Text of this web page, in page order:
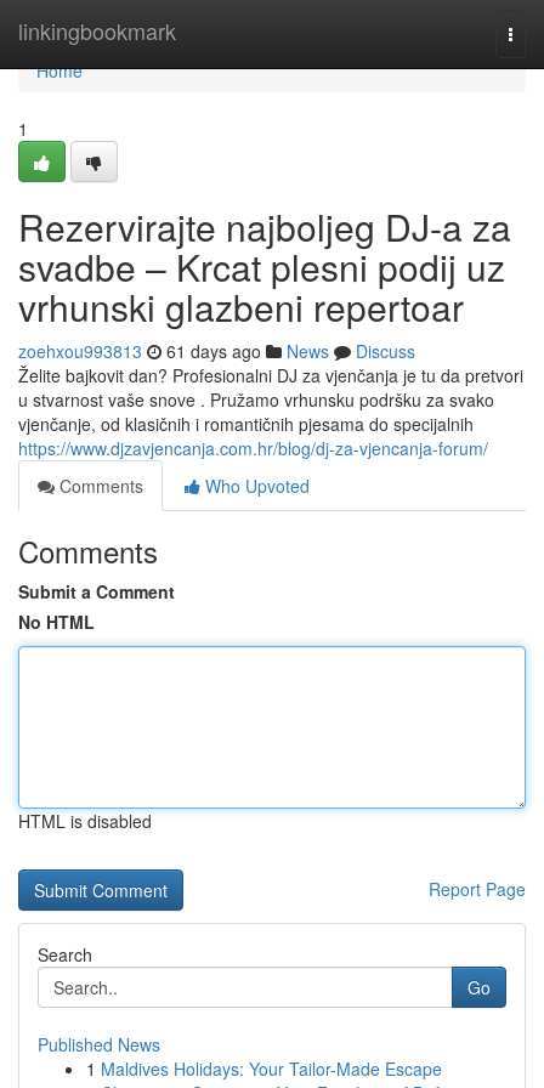
linkingbookmark
Home
Home
1
Rezervirajte najboljeg DJ-a za
svadbe – Krcat plesni podij uz
vrhunski glazbeni repertoar
zoehxou993813 61 days ago News
Discuss
Želite bajkovit dan? Profesionalni DJ za vjenčanja je tu da pretvori
u stvarnost vaše snove . Pružamo vrhunsku podršku za svako
vjenčanje, od klasičnih i romantičnih pjesama do specijalnih
https://www.djzavjencanja.com.hr/blog/dj-za-vjencanja-forum/
Comments
Who Upvoted
Comments
Submit a Comment
No HTML
HTML is disabled
Report Page
Search
Go
Published News
1 Maldives Holidays: Your Tailor-Made Escape